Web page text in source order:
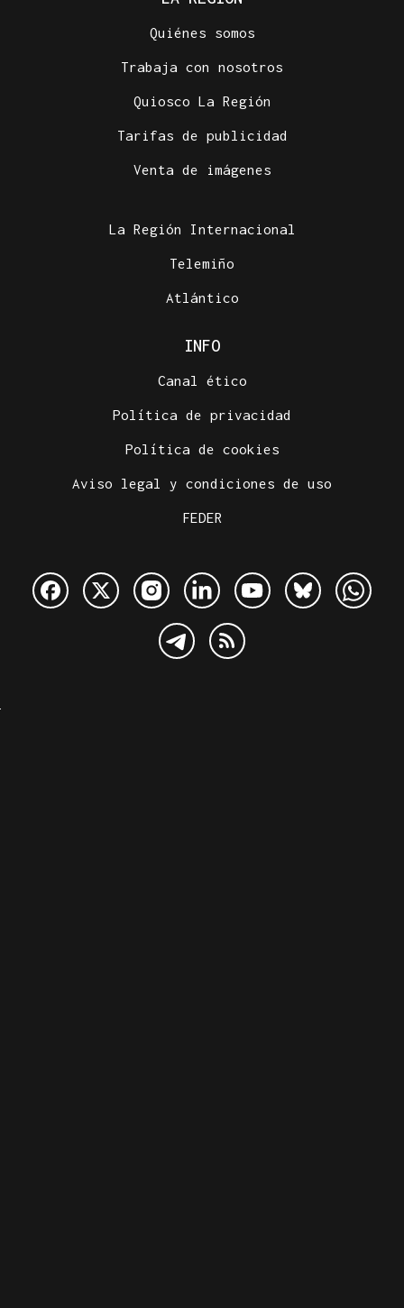
Quiénes somos
Trabaja con nosotros
Quiosco La Región
Tarifas de publicidad
Venta de imágenes
La Región Internacional
Telemiño
Atlántico
INFO
Canal ético
Política de privacidad
Política de cookies
Aviso legal y condiciones de uso
FEDER